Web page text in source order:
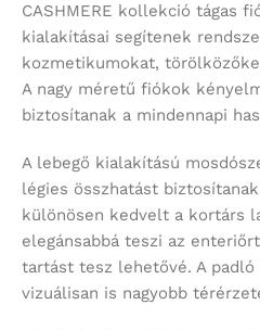
CASHMERE kollekció tágas
kialakításai segítenek
kozmetikumokat,
A nagy méretű fiókok
biztosítanak a mindennapi
A lebegő kialakítású
légies összhatást
különösen kedvelt a kortárs
elegánsabbá teszi az
tartást tesz lehetővé. A padló
vizuálisan is nagyobb